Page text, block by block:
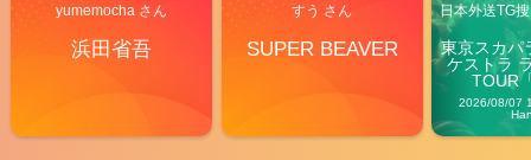
yumemocha さん
浜田省吾
すう さん
SUPER BEAVER
日本外送TG
東京スカパ
ケストラ
TOUR
2026/08/07